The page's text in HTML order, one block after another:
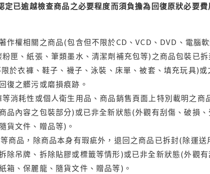
定已逾越檢查商品之必要程度而須負擔為回復原狀必要
作權相關之商品(包含但不限於CD、VCD、DVD、電腦
匣、紙張、筆類墨水、清潔劑補充包等)之商品包裝已
於衣褲、鞋子、襪子、泳裝、床單、被套、填充玩具)
復之髒污或磨損痕跡。
消耗性或個人衛生用品、商品銷售頁面上特別載明之
品內容之包裝部分)或已非全新狀態(外觀有刮傷、破損
貨文件、贈品等)。
商品，除商品本身有瑕疵外，退回之商品已拆封(除運
除吊牌、拆除貼膠或標籤等情形)或已非全新狀態(外觀
箱、保麗龍、隨貨文件、贈品等)。